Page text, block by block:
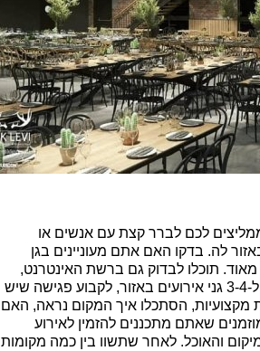
לכם לברר קצת עם אנשים או
לה. בדקו האם אתם מעוניינים בגן
מאוד. תוכלו לבדוק גם ברשת האינטרנט,
להתרשם מתמונות וצילומי וידיאו. לאחר מכן מומלץ לפנות ל-3-4 גני אירועים באזור, לקבוע פגישה שיש
הסתכלו איך המקום נראה, האם
שאתם מתכננים להזמין לאירוע
והאוכל. לאחר שתשוו בין כמה מקומות